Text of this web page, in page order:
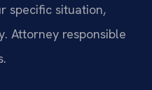
specific situation,
Attorney responsible